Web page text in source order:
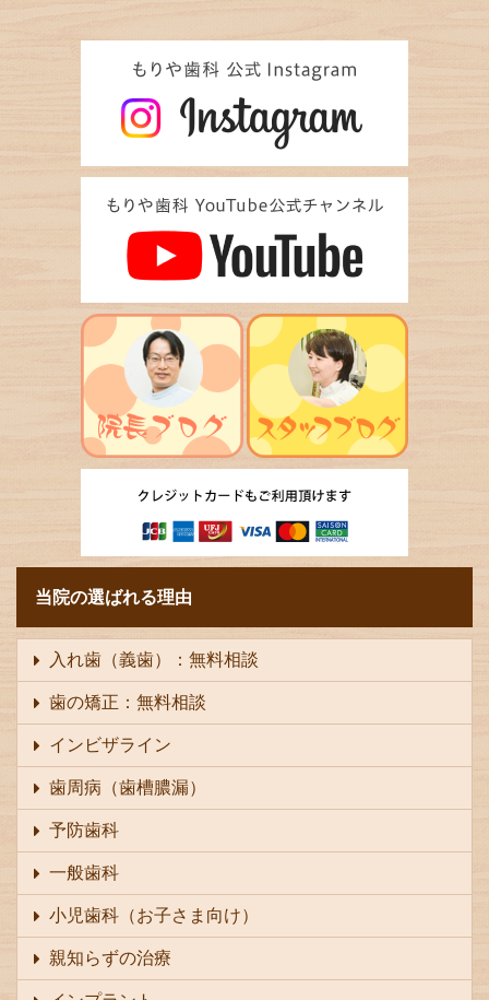
当院の選ばれる理由
入れ歯（義歯）：無料相談
歯の矯正：無料相談
インビザライン
歯周病（歯槽膿漏）
予防歯科
一般歯科
小児歯科（お子さま向け）
親知らずの治療